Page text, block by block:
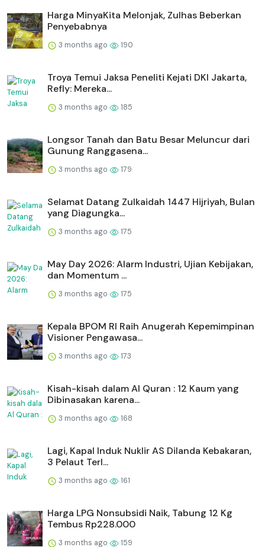
Harga MinyaKita Melonjak, Zulhas Beberkan
Penyebabnya
3 months ago 190
Troya Temui Jaksa Peneliti Kejati DKI Jakarta,
Refly: Mereka...
3 months ago 185
Longsor Tanah dan Batu Besar Meluncur dari
Gunung Ranggasena...
3 months ago 179
Selamat Datang Zulkaidah 1447 Hijriyah, Bulan
yang Diagungka...
3 months ago 175
May Day 2026: Alarm Industri, Ujian Kebijakan,
dan Momentum ...
3 months ago 175
Kepala BPOM RI Raih Anugerah Kepemimpinan
Visioner Pengawasa...
3 months ago 173
Kisah-kisah dalam Al Quran : 12 Kaum yang
Dibinasakan karena...
3 months ago 168
Lagi, Kapal Induk Nuklir AS Dilanda Kebakaran,
3 Pelaut Terl...
3 months ago 161
Harga LPG Nonsubsidi Naik, Tabung 12 Kg
Tembus Rp228.000
3 months ago 159